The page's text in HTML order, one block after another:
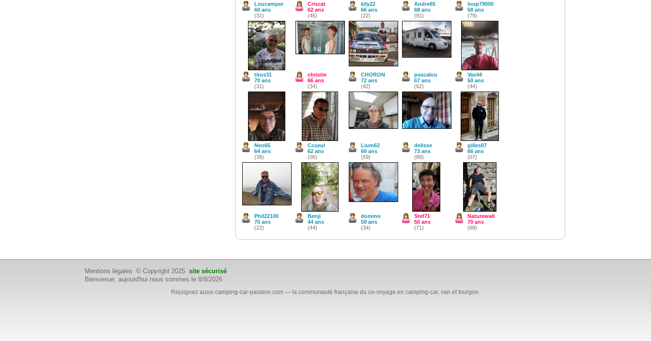
Loucamper
60 ans
(31)
Criscat
62 ans
(46)
kily22
66 ans
(22)
Andre65
68 ans
(91)
loup79000
58 ans
(79)
titus31
70 ans
(31)
christie
66 ans
(34)
CHORON
72 ans
(42)
pascalou
67 ans
(62)
Vax44
50 ans
(44)
Neo65
64 ans
(38)
Ccseul
62 ans
(06)
Lium62
69 ans
(59)
delisse
73 ans
(89)
gilles07
66 ans
(07)
Phil22100
70 ans
(22)
Benji
44 ans
(44)
domino
59 ans
(34)
Stef71
50 ans
(71)
Naturewall
70 ans
(68)
Mentions légales © Copyright 2025 site sécurisé
Bienvenue, aujourd'hui nous sommes le 8/8/2026
Rejoignez aussi camping-car-passion.com — la communauté française du co-voyage en camping-car, van et fourgon.